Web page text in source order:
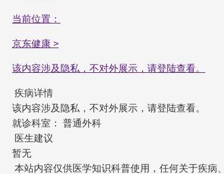
当前位置：
京东健康 >
该内容涉及隐私，不对外展示，请登陆查看。
疾病详情
该内容涉及隐私，不对外展示，请登陆查看。
就诊科室： 普通外科
医生建议
暂无
本站内容仅供医学知识科普使用，任何关于疾病